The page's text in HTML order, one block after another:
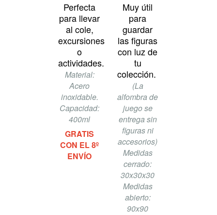
Perfecta
para llevar
al cole,
excursiones
o
actividades.
Material:
Acero
inoxidable​.
Capacidad:
400ml
GRATIS
CON EL 8º
ENVÍO
Muy útil
para
guardar
las figuras
con luz de
tu
colección.
(La
alfombra de
juego se
entrega sin
figuras ni
accesorios)
Medidas
cerrado:
30x30x30​
Medidas
abierto:
90x90